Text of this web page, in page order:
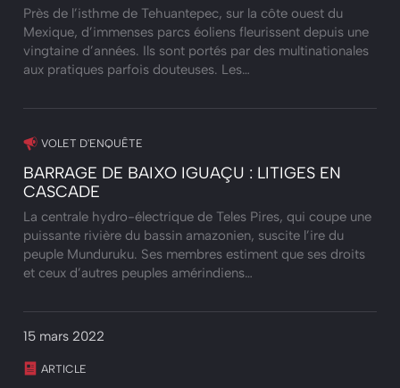
Près de l’isthme de Tehuantepec, sur la côte ouest du
Mexique, d’immenses parcs éoliens fleurissent depuis une
vingtaine d’années. Ils sont portés par des multinationales
aux pratiques parfois douteuses. Les…
VOLET D'ENQUÊTE
BARRAGE DE BAIXO IGUAÇU : LITIGES EN
CASCADE
La centrale hydro-électrique de Teles Pires, qui coupe une
puissante rivière du bassin amazonien, suscite l’ire du
peuple Munduruku. Ses membres estiment que ses droits
et ceux d’autres peuples amérindiens…
15 mars 2022
ARTICLE